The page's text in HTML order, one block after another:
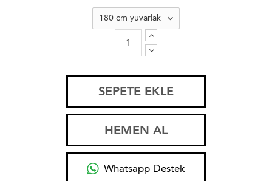
SEPETE EKLE
HEMEN AL
Whatsapp Destek